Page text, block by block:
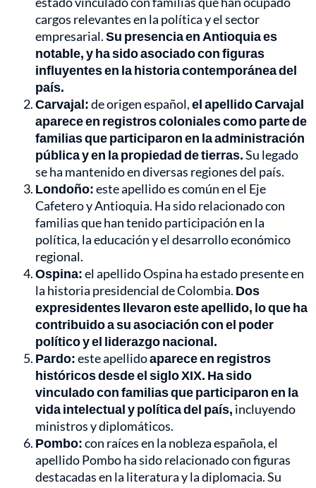
cargos relevantes en la política y el sector
empresarial.Su presencia en Antioquia es
notable, y ha sido asociado con figuras
influyentes en la historia contemporánea del
país.
Carvajal:de origen español,el apellido Carvajal
aparece en registros coloniales como parte de
familias que participaron en la administración
pública y en la propiedad de tierras.Su legado
se ha mantenido en diversas regiones del país.
Londoño:este apellido es común en el Eje
Cafetero y Antioquia. Ha sido relacionado con
familias que han tenido participación en la
política, la educación y el desarrollo económico
regional.
Ospina:el apellido Ospina ha estado presente en
la historia presidencial de Colombia. Dos
expresidentes llevaron este apellido, lo que ha
contribuido a su asociación con el poder
político y el liderazgo nacional.
Pardo:este apellidoaparece en registros
históricos desde el siglo XIX. Ha sido
vinculado con familias que participaron en la
vida intelectual y política del país, incluyendo
ministros y diplomáticos.
Pombo:con raíces en la nobleza española, el
apellido Pombo ha sido relacionado con figuras
destacadas en la literatura y la diplomacia. Su